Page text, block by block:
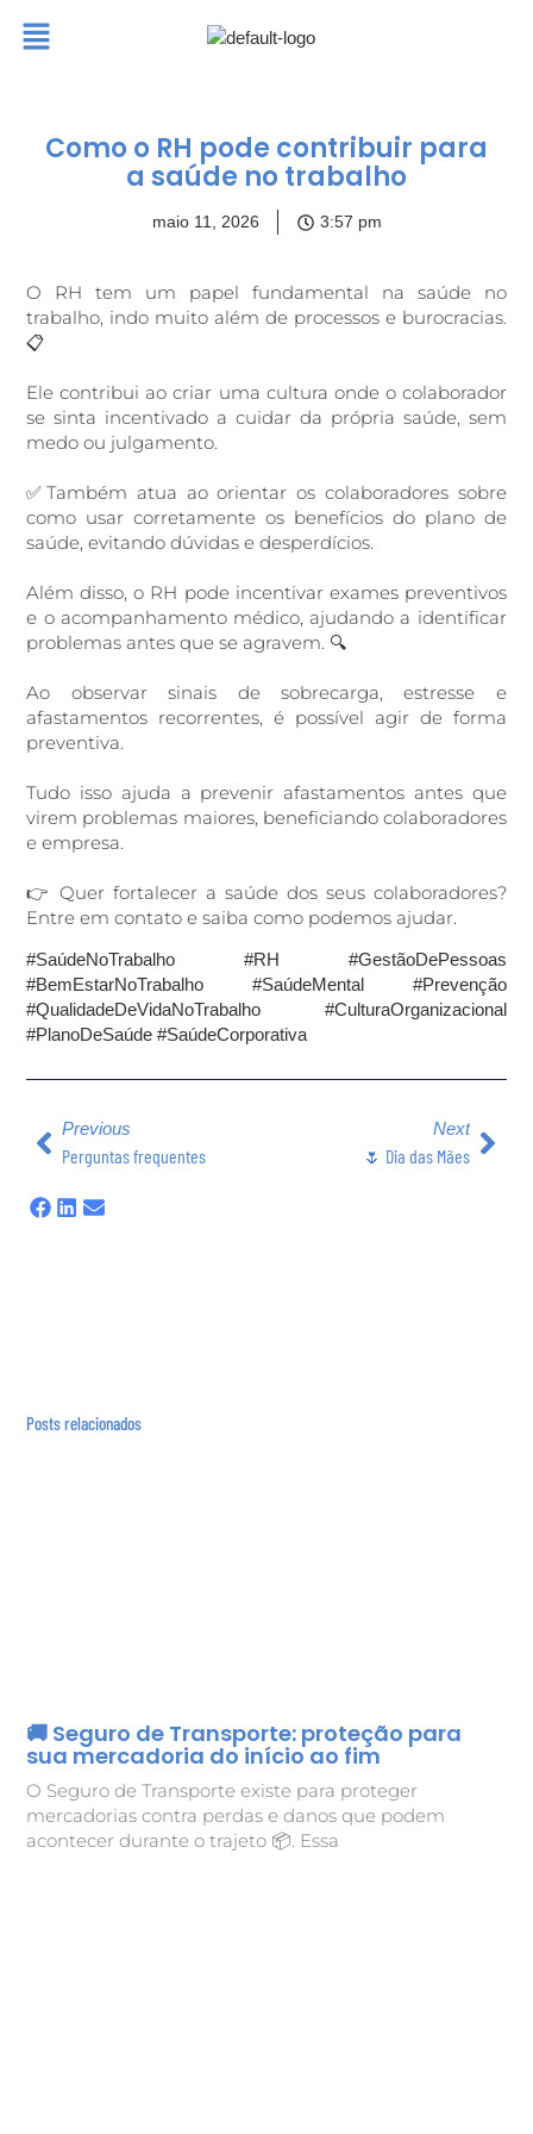
Como o RH pode contribuir para
a saúde no trabalho
maio 11, 2026 3:57 pm
O RH tem um papel fundamental na saúde no
trabalho, indo muito além de processos e burocracias.
📋
Ele contribui ao criar uma cultura onde o colaborador
se sinta incentivado a cuidar da própria saúde, sem
medo ou julgamento.
✅Também atua ao orientar os colaboradores sobre
como usar corretamente os benefícios do plano de
saúde, evitando dúvidas e desperdícios.
Além disso, o RH pode incentivar exames preventivos
e o acompanhamento médico, ajudando a identificar
problemas antes que se agravem. 🔍
Ao observar sinais de sobrecarga, estresse e
afastamentos recorrentes, é possível agir de forma
preventiva.
Tudo isso ajuda a prevenir afastamentos antes que
virem problemas maiores, beneficiando colaboradores
e empresa.
👉 Quer fortalecer a saúde dos seus colaboradores?
Entre em contato e saiba como podemos ajudar.
#SaúdeNoTrabalho #RH
#GestãoDePessoas
#BemEstarNoTrabalho
#SaúdeMental
#Prevenção
#QualidadeDeVidaNoTrabalho
#CulturaOrganizacional
#PlanoDeSaúde #SaúdeCorporativa
Previous
Perguntas frequentes
Next
🌷 Dia das Mães
Posts relacionados
🚚 Seguro de Transporte: proteção para
sua mercadoria do início ao fim
O Seguro de Transporte existe para proteger
mercadorias contra perdas e danos que podem
acontecer durante o trajeto 📦. Essa